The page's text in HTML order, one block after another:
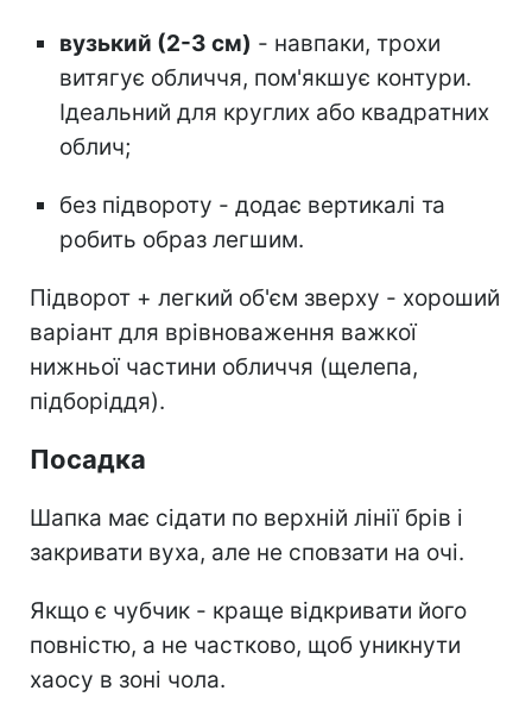
вузький (2-3 см) - навпаки, трохи
витягує обличчя, пом'якшує контури.
Ідеальний для круглих або квадратних
облич;
без підвороту - додає вертикалі та
робить образ легшим.
Підворот + легкий об'єм зверху - хороший
варіант для врівноваження важкої
нижньої частини обличчя (щелепа,
підборіддя).
Посадка
Шапка має сідати по верхній лінії брів і
закривати вуха, але не сповзати на очі.
Якщо є чубчик - краще відкривати його
повністю, а не частково, щоб уникнути
хаосу в зоні чола.